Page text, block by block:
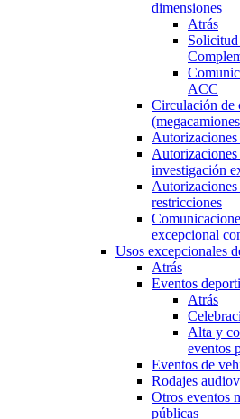
dimensiones
Atrás
ACC
Circulación de
Autorizaciones
investigación
Autorizaciones
restricciones
excepcional
Usos excepcionales
Atrás
Eventos
Atrás
Alta y
eventos
Eventos de
Rodajes
Otros eventos
públicas